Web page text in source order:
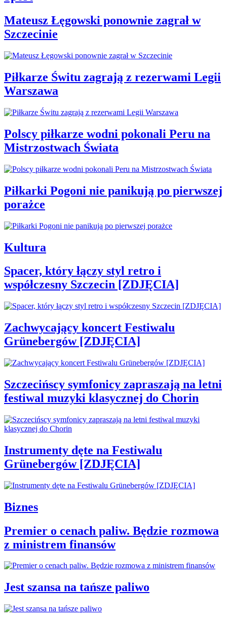
Mateusz Łęgowski ponownie zagrał w
Szczecinie
Piłkarze Świtu zagrają z rezerwami Legii
Warszawa
Polscy piłkarze wodni pokonali Peru na
Mistrzostwach Świata
Piłkarki Pogoni nie panikują po pierwszej
porażce
Kultura
Spacer, który łączy styl retro i
współczesny Szczecin [ZDJĘCIA]
Zachwycający koncert Festiwalu
Grünebergów [ZDJĘCIA]
Szczecińscy symfonicy zapraszają na letni
festiwal muzyki klasycznej do Chorin
Instrumenty dęte na Festiwalu
Grünebergów [ZDJĘCIA]
Biznes
Premier o cenach paliw. Będzie rozmowa
z ministrem finansów
Jest szansa na tańsze paliwo